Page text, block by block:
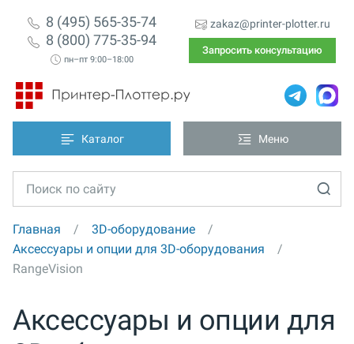
8 (495) 565-35-74
8 (800) 775-35-94
пн–пт 9:00–18:00
zakaz@printer-plotter.ru
Запросить консультацию
Каталог Меню
Главная
3D-оборудование
Аксессуары и опции для 3D-оборудования
RangeVision
Аксессуары и опции для